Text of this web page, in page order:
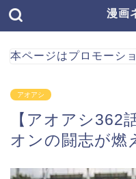
漫画
本ページはプロモーシ
アオアシ
【アオアシ362
オンの闘志が燃